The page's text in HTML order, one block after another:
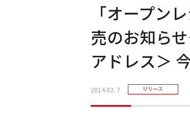
「オープン
売のお知ら
アドレス＞
2014.02. 7 リリース